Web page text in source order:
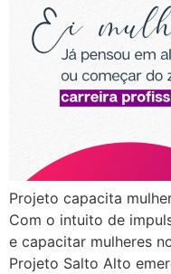
Projeto capacita
Com o intuito de
e capacitar mulheres
Projeto Salto Alto